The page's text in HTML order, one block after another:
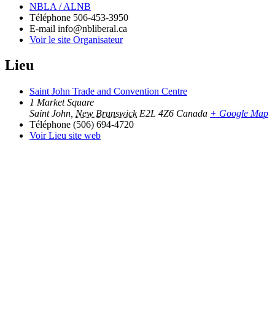
NBLA / ALNB
Téléphone 506-453-3950
E-mail info@nbliberal.ca
Voir le site Organisateur
Lieu
Saint John Trade and Convention Centre
1 Market Square
Saint John New Brunswick E2L 4Z6 Canada + Google Map
Téléphone (506) 694-4720
Voir Lieu site web